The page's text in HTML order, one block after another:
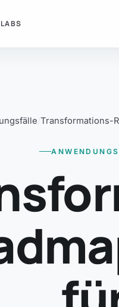
Transformations-